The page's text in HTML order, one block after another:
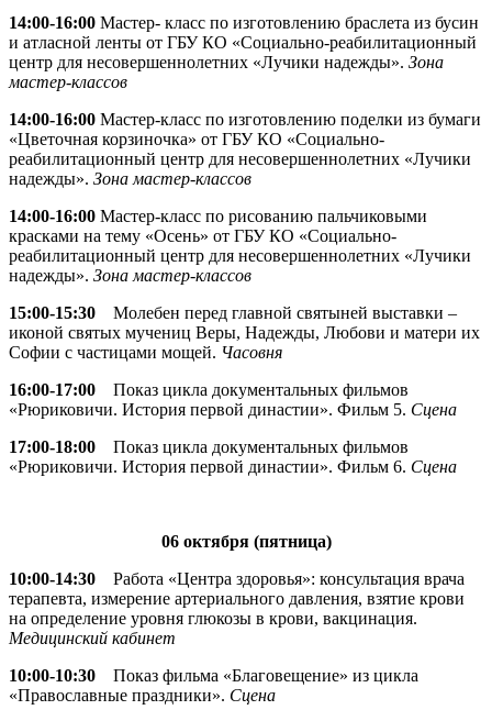
14:00-16:00 Мастер- класс по изготовлению браслета из бусин
и атласной ленты от ГБУ КО «Социально-реабилитационный
центр для несовершеннолетних «Лучики надежды». Зона
мастер-классов
14:00-16:00 Мастер-класс по изготовлению поделки из бумаги
«Цветочная корзиночка» от ГБУ КО «Социально-
реабилитационный центр для несовершеннолетних «Лучики
надежды». Зона мастер-классов
14:00-16:00 Мастер-класс по рисованию пальчиковыми
красками на тему «Осень» от ГБУ КО «Социально-
реабилитационный центр для несовершеннолетних «Лучики
надежды». Зона мастер-классов
15:00-15:30 Молебен перед главной святыней выставки –
иконой святых мучениц Веры, Надежды, Любови и матери их
Софии с частицами мощей. Часовня
16:00-17:00 Показ цикла документальных фильмов
«Рюриковичи. История первой династии». Фильм 5. Сцена
17:00-18:00 Показ цикла документальных фильмов
«Рюриковичи. История первой династии». Фильм 6. Сцена
06 октября (пятница)
10:00-14:30 Работа «Центра здоровья»: консультация врача
терапевта, измерение артериального давления, взятие крови
на определение уровня глюкозы в крови, вакцинация.
Медицинский кабинет
10:00-10:30 Показ фильма «Благовещение» из цикла
«Православные праздники». Сцена